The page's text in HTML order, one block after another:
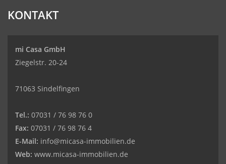
KONTAKT
mi Casa GmbH
Ziegelstr. 20-24
71063 Sindelfingen
Tel.: 07031 / 76 98 76 0
Fax: 07031 / 76 98 76 4
E-Mail: info@micasa-immobilien.de
Web: www.micasa-immobilien.de